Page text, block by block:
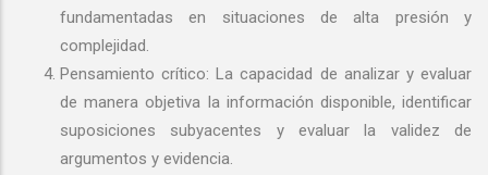
fundamentadas en situaciones de alta presión y
complejidad.
Pensamiento crítico: La capacidad de analizar y evaluar
de manera objetiva la información disponible, identificar
suposiciones subyacentes y evaluar la validez de
argumentos y evidencia.